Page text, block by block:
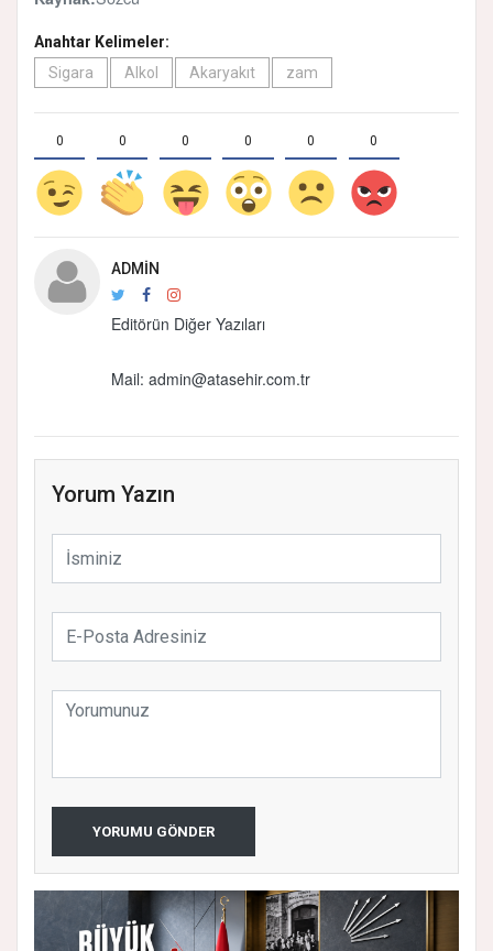
Anahtar Kelimeler:
Sigara
Alkol Akaryakıt zam
0 0 0 0 0 0
ADMIN
Editörün Diğer Yazıları
Mail: admin@atasehir.com.tr
Yorum Yazın
YORUMU GÖNDER